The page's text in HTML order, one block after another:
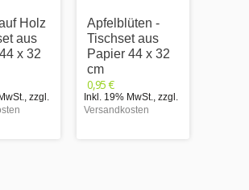
Holz
aus
x 32
, zzgl.
Apfelblüten -
Tischset aus
Papier 44 x 32
cm
0,95 €
Inkl. 19% MwSt., zzgl.
Versandkosten